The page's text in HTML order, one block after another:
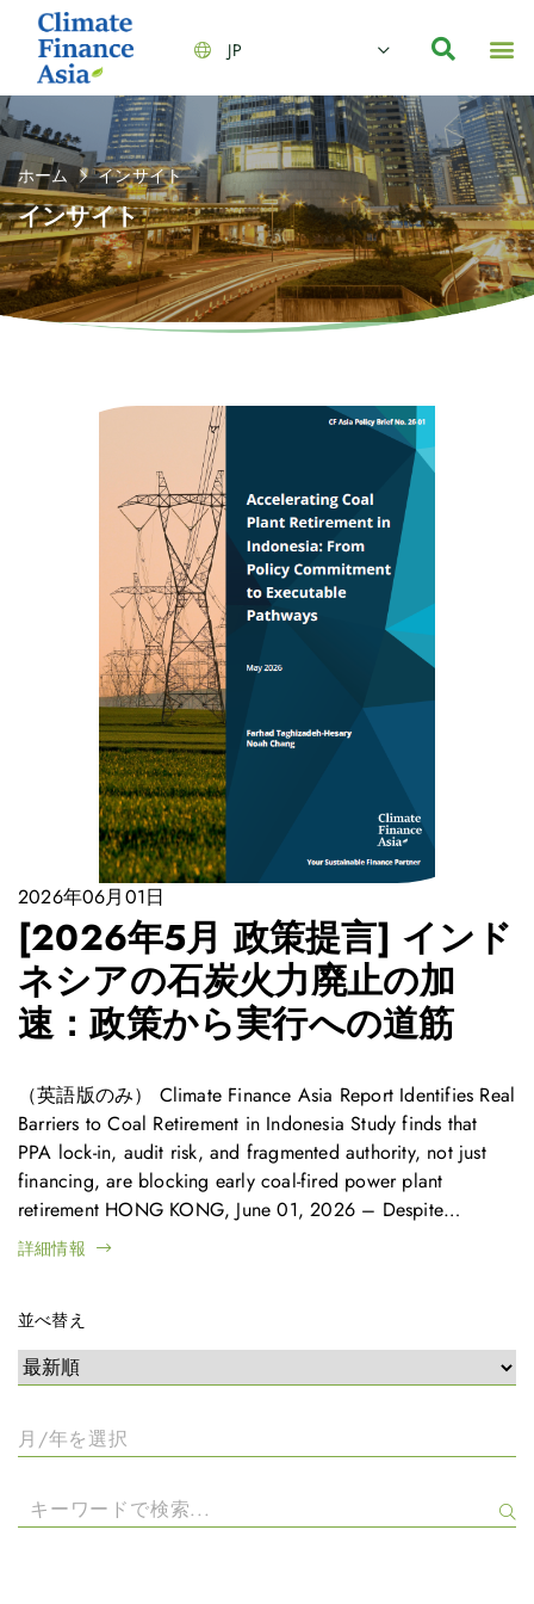
JP
ホーム インサイト
インサイト
2026年06月01日
[2026年5月 政策提言] インド
ネシアの石炭火力廃止の加
速：政策から実行への道筋
（英語版のみ） Climate Finance Asia Report Identifies Real
Barriers to Coal Retirement in Indonesia Study finds that
PPA lock-in, audit risk, and fragmented authority, not just
financing, are blocking early coal-fired power plant
retirement HONG KONG, June 01, 2026 – Despite
growing global commitments to phase down coal and
詳細情報
並べ替え